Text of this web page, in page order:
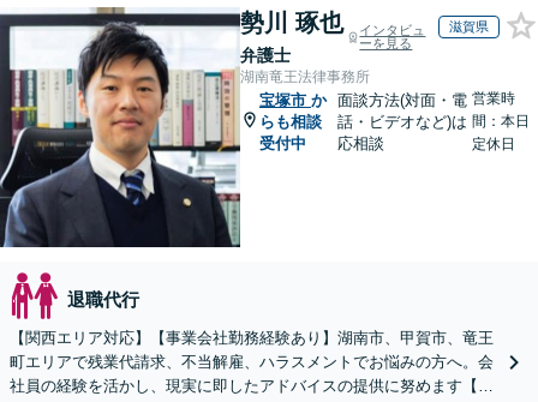
勢川 琢也
弁護士
インタビュ
ーを見る
滋賀県
湖南竜王法律事務所
宝塚市 か
らも相談
受付中
面談方法(対面・電
話・ビデオなど)は
応相談
営業時
間：本日
定休日
退職代行
【関西エリア対応】【事業会社勤務経験あり】湖南市、甲賀市、竜王
町エリアで残業代請求、不当解雇、ハラスメントでお悩みの方へ。会
社員の経験を活かし、現実に即したアドバイスの提供に努めます【労